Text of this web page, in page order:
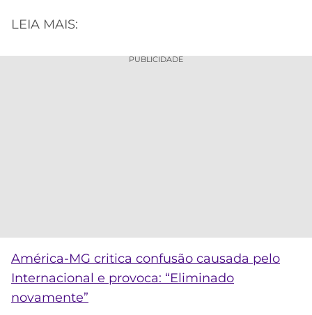
LEIA MAIS:
PUBLICIDADE
América-MG critica confusão causada pelo
Internacional e provoca: “Eliminado
novamente”